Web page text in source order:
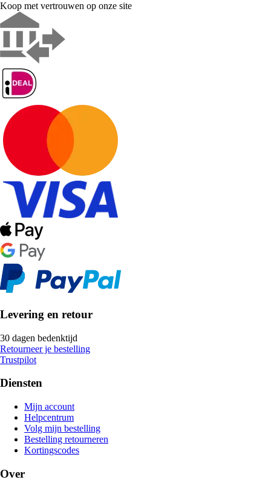
Koop met vertrouwen op onze site
Levering en retour
30 dagen bedenktijd
Retourneer je bestelling
Trustpilot
Diensten
Mijn account
Helpcentrum
Volg mijn bestelling
Bestelling retourneren
Kortingscodes
Over